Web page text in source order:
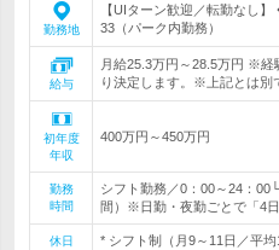
勤務地
【UIターン歓迎／転勤なし
33（パーク内勤務）
給与
月給25.3万円～28.5万円 ※経
り決定します。※上記とは別
初年度
年収
400万円～450万円
勤務
時間
シフト勤務／0：00～24：
間）※日勤・夜勤ごとで「4
休日
* シフト制（月9～11日／平